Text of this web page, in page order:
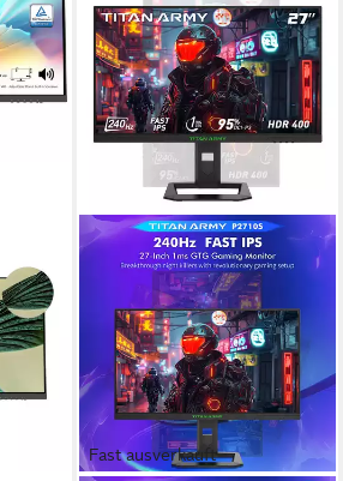
Fast ausverkauft